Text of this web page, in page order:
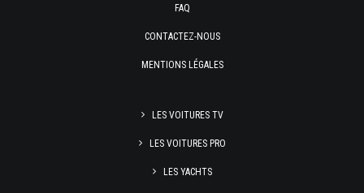
FAQ
CONTACTEZ-NOUS
MENTIONS LÉGALES
LES VOITURES TV
LES VOITURES PRO
LES YACHTS